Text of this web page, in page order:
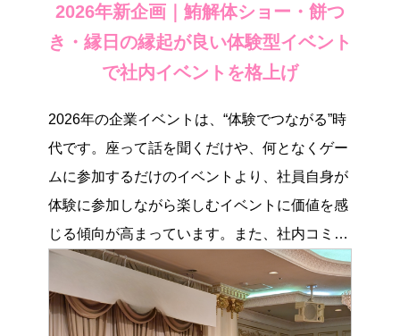
2026年新企画｜鮪解体ショー・餅つ
き・縁日の縁起が良い体験型イベント
で社内イベントを格上げ
2026年の企業イベントは、“体験でつながる”時
代です。座って話を聞くだけや、何となくゲー
ムに参加するだけのイベントより、社員自身が
体験に参加しながら楽しむイベントに価値を感
じる傾向が高まっています。また、社内コミュ
ニケ […]